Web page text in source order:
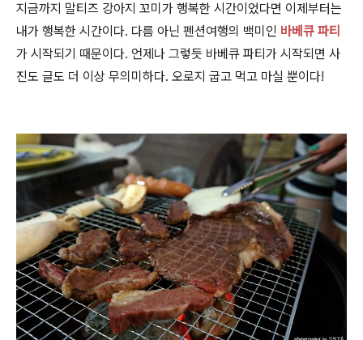
지금까지 말티즈 강아지 꼬미가 행복한 시간이었다면 이제부터는
내가 행복한 시간이다. 다름 아닌 펜션여행의 백미인 바베큐 파티
가 시작되기 때문이다. 언제나 그렇듯 바베큐 파티가 시작되면 사
진도 글도 더 이상 무의미하다. 오로지 굽고 먹고 마실 뿐이다!